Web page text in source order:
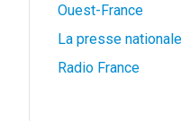
Ouest-France
La presse nationale
Radio France